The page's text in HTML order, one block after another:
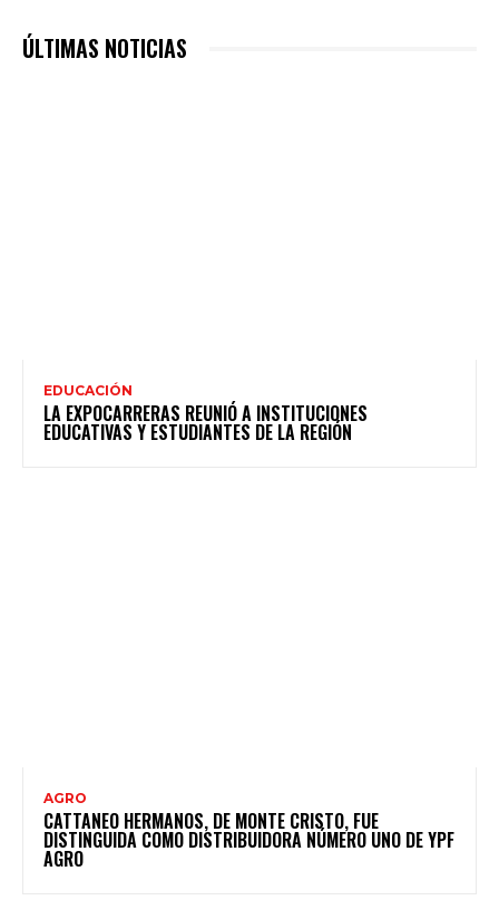
ÚLTIMAS NOTICIAS
EDUCACIÓN
LA EXPOCARRERAS REUNIÓ A INSTITUCIONES
EDUCATIVAS Y ESTUDIANTES DE LA REGIÓN
AGRO
CATTANEO HERMANOS, DE MONTE CRISTO, FUE
DISTINGUIDA COMO DISTRIBUIDORA NÚMERO UNO DE YPF
AGRO